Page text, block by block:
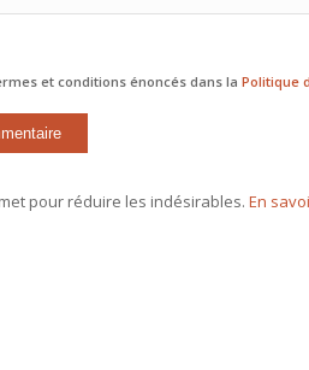
et conditions énoncés dans la Politique
pour réduire les indésirables.En